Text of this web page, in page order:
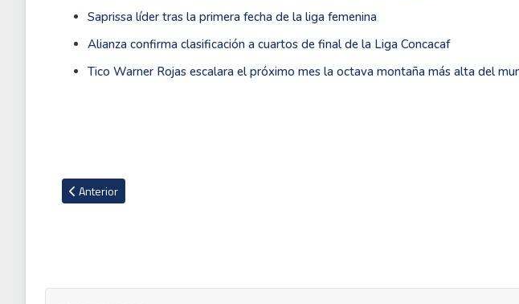
Saprissa líder tras la primera fecha de la liga femenina
Alianza confirma clasificación a cuartos de final de la Liga Concacaf
Tico Warner Rojas escalara el próximo mes la octava montaña más alta del
Artículo anterior: Costa Rica confirma amistosos ante Corea del Sur y Uzbekistán en gira por
Anterior